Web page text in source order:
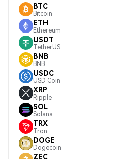
BTC
Bitcoin
ETH
Ethereum
USDT
TetherUS
BNB
BNB
USDC
USD Coin
XRP
Ripple
SOL
Solana
TRX
Tron
DOGE
Dogecoin
ZEC